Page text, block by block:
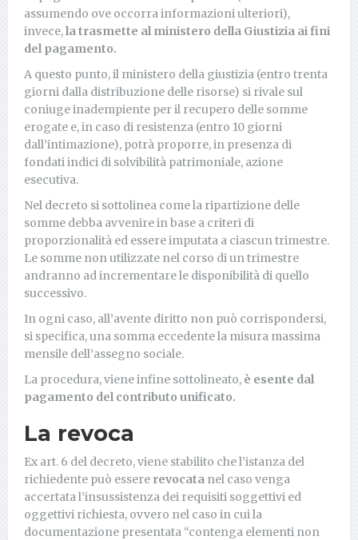
assumendo ove occorra informazioni ulteriori),
invece,la trasmette al ministero della Giustizia ai fini
del pagamento.
A questo punto, il ministero della giustizia (entro trenta
giorni dalla distribuzione delle risorse) si rivale sul
coniuge inadempiente per il recupero delle somme
erogate e, in caso di resistenza (entro 10 giorni
dall’intimazione), potrà proporre, in presenza di
fondati indici di solvibilità patrimoniale, azione
esecutiva.
Nel decreto si sottolinea come la ripartizione delle
somme debba avvenire in base a criteri di
proporzionalità ed essere imputata a ciascun trimestre.
Le somme non utilizzate nel corso di un trimestre
andranno ad incrementare le disponibilità di quello
successivo.
In ogni caso, all’avente diritto non può corrispondersi,
si specifica, una somma eccedente la misura massima
mensile dell’assegno sociale.
La procedura, viene infine sottolineato, è esente dal
pagamento del contributo unificato.
La revoca
Ex art. 6 del decreto, viene stabilito che l’istanza del
richiedente può essere revocata nel caso venga
accertata l’insussistenza dei requisiti soggettivi ed
oggettivi richiesta, ovvero nel caso in cui la
documentazione presentata “contenga elementi non